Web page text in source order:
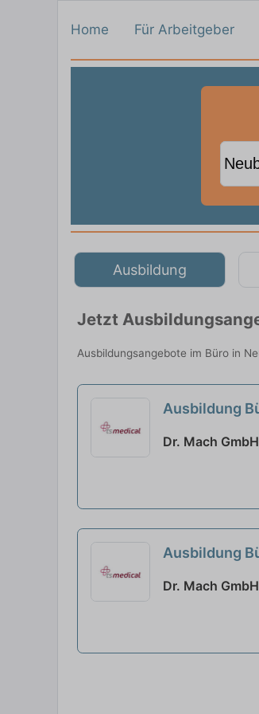
Home Für Arbeitgeber
Ausbildung
Jetzt
Ausbildungsangebote im Büro in
Ausbildung
Dr. Mach
Ausbildung
Dr. Mach